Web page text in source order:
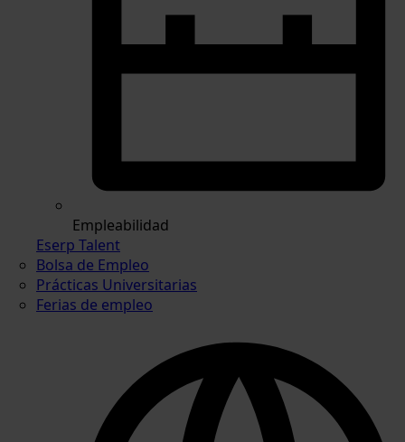
Empleabilidad
Eserp Talent
Bolsa de Empleo
Prácticas Universitarias
Ferias de empleo